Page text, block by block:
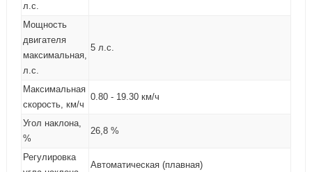
л.с.
Мощность
двигателя
максимальная,
л.с.
5 л.с.
Максимальная
скорость, км/ч
0.80 - 19.30 км/ч
Угол наклона,
%
26,8 %
Регулировка
Автоматическая (плавная)